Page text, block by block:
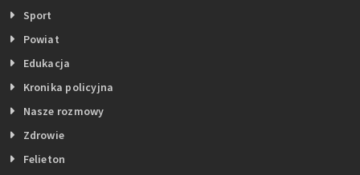
Sport
Powiat
Edukacja
Kronika policyjna
Nasze rozmowy
Zdrowie
Felieton